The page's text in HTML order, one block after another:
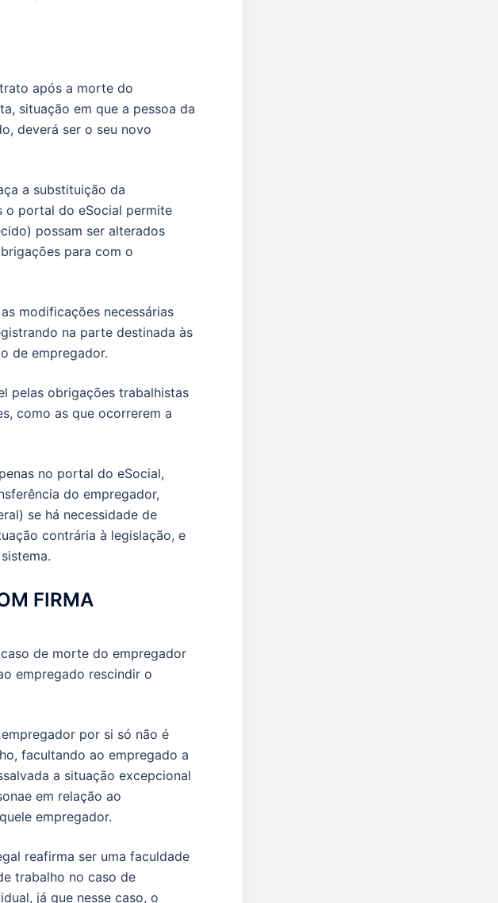
após a morte do
situação em que a pessoa da
deverá ser o seu novo
a substituição da
o portal do eSocial permite
possam ser alterados
para com o
modificações necessárias
na parte destinada às
de empregador.
pelas obrigações trabalhistas
como as que ocorrerem a
no portal do eSocial,
do empregador,
se há necessidade de
contrária à legislação, e
FIRMA
de morte do empregador
empregado rescindir o
por si só não é
facultando ao empregado a
a situação excepcional
em relação ao
empregador.
reafirma ser uma faculdade
trabalho no caso de
já que nesse caso, o